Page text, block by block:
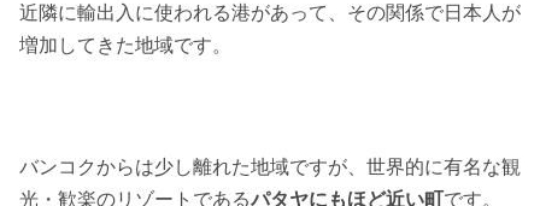
近隣に輸出入に使われる港があって、その関係で日本人が
増加してきた地域です。
バンコクからは少し離れた地域ですが、世界的に有名な観
光・歓楽のリゾートであるパタヤにもほど近い町です。